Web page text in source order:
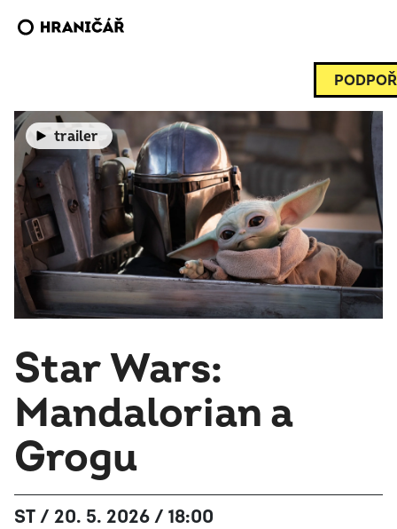
trailer
Star Wars:
Mandalorian a
Grogu
ST / 20. 5. 2026 / 18:00